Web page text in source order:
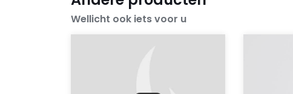
Wellicht ook iets voor u